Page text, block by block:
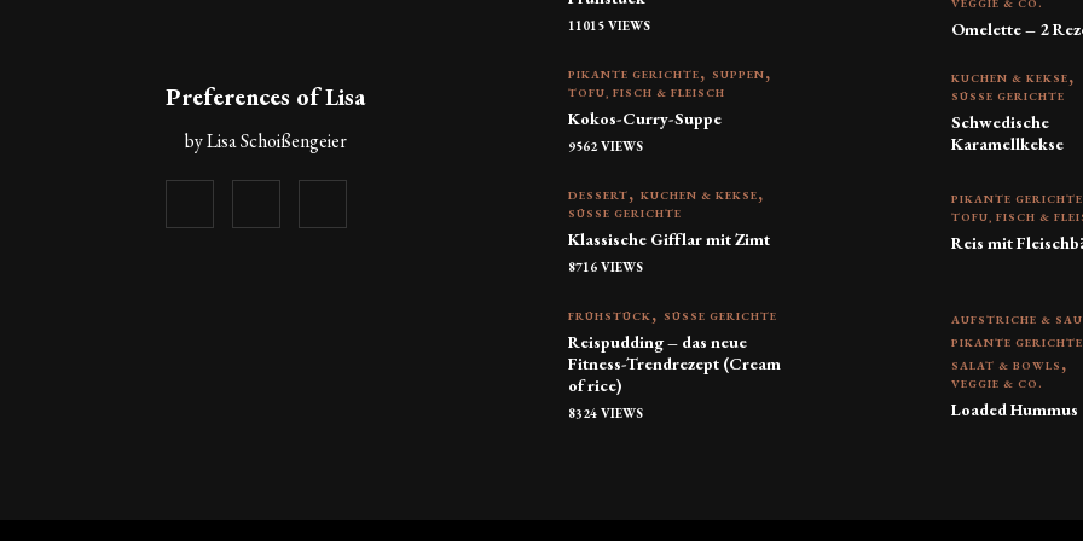
Preferences of Lisa
by Lisa Schoißengeier
11015 VIEWS
PIKANTE GERICHTE
SUPPEN
TOFU, FISCH & FLEISCH
Kokos-Curry-Suppe
9562 VIEWS
DESSERT
KUCHEN & KEKSE
SÜSSE GERICHTE
Klassische Gifflar mit Zimt
8716 VIEWS
FRÜHSTÜCK SÜSSE GERICHTE
Reispudding – das neue
Fitness-Trendrezept (Cream
of rice)
8324 VIEWS
Omelette – 2
KUCHEN & KEKSE
SÜSSE GERICHTE
Schwedische
Karamellkekse
PIKANTE GERICHTE
TOFU, FISCH &
Reis mit
AUFSTRICHE &
PIKANTE GERICHTE
SALAT & BOWLS
VEGGIE & CO.
Loaded Hummus